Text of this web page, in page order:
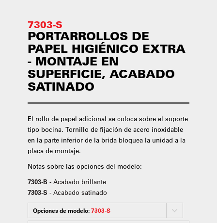
7303-S
PORTARROLLOS DE
PAPEL HIGIÉNICO EXTRA
- MONTAJE EN
SUPERFICIE, ACABADO
SATINADO
El rollo de papel adicional se coloca sobre el soporte
tipo bocina. Tornillo de fijación de acero inoxidable
en la parte inferior de la brida bloquea la unidad a la
placa de montaje.
Notas sobre las opciones del modelo:
7303-B - Acabado brillante
7303-S - Acabado satinado
Opciones de modelo:7303-S